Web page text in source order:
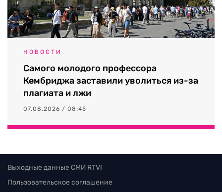
НОВОСТИ
Самого молодого профессора
Кембриджа заставили уволиться из-за
плагиата и лжи
07.08.2026 / 08:45
Выходные данные СМИ RTVI
Пользовательское соглашение